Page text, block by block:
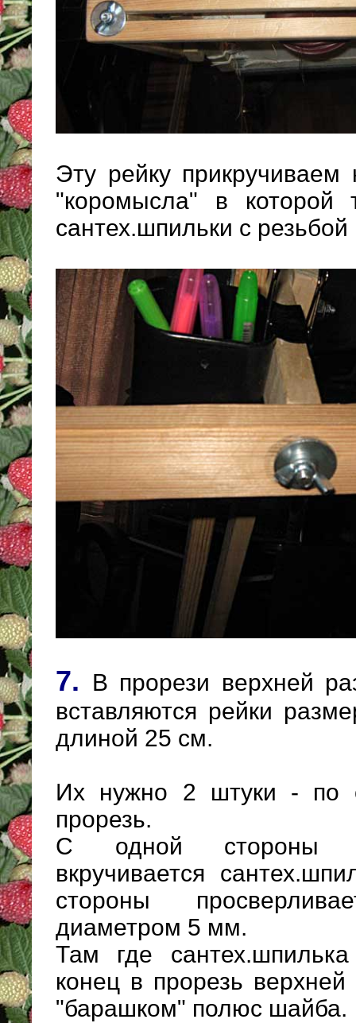
Эту рейку прикручиваем
"коромысла" в которой
сантех.шпильки с резьбой
7.
В прорези верхней
вставляются рейки
длиной 25 см.
Их нужно 2 штуки - по
прорезь.
С одной стороны
вкручивается
стороны
диаметром 5 мм.
Там где
конец в прорезь
"барашком" полюс шайба.